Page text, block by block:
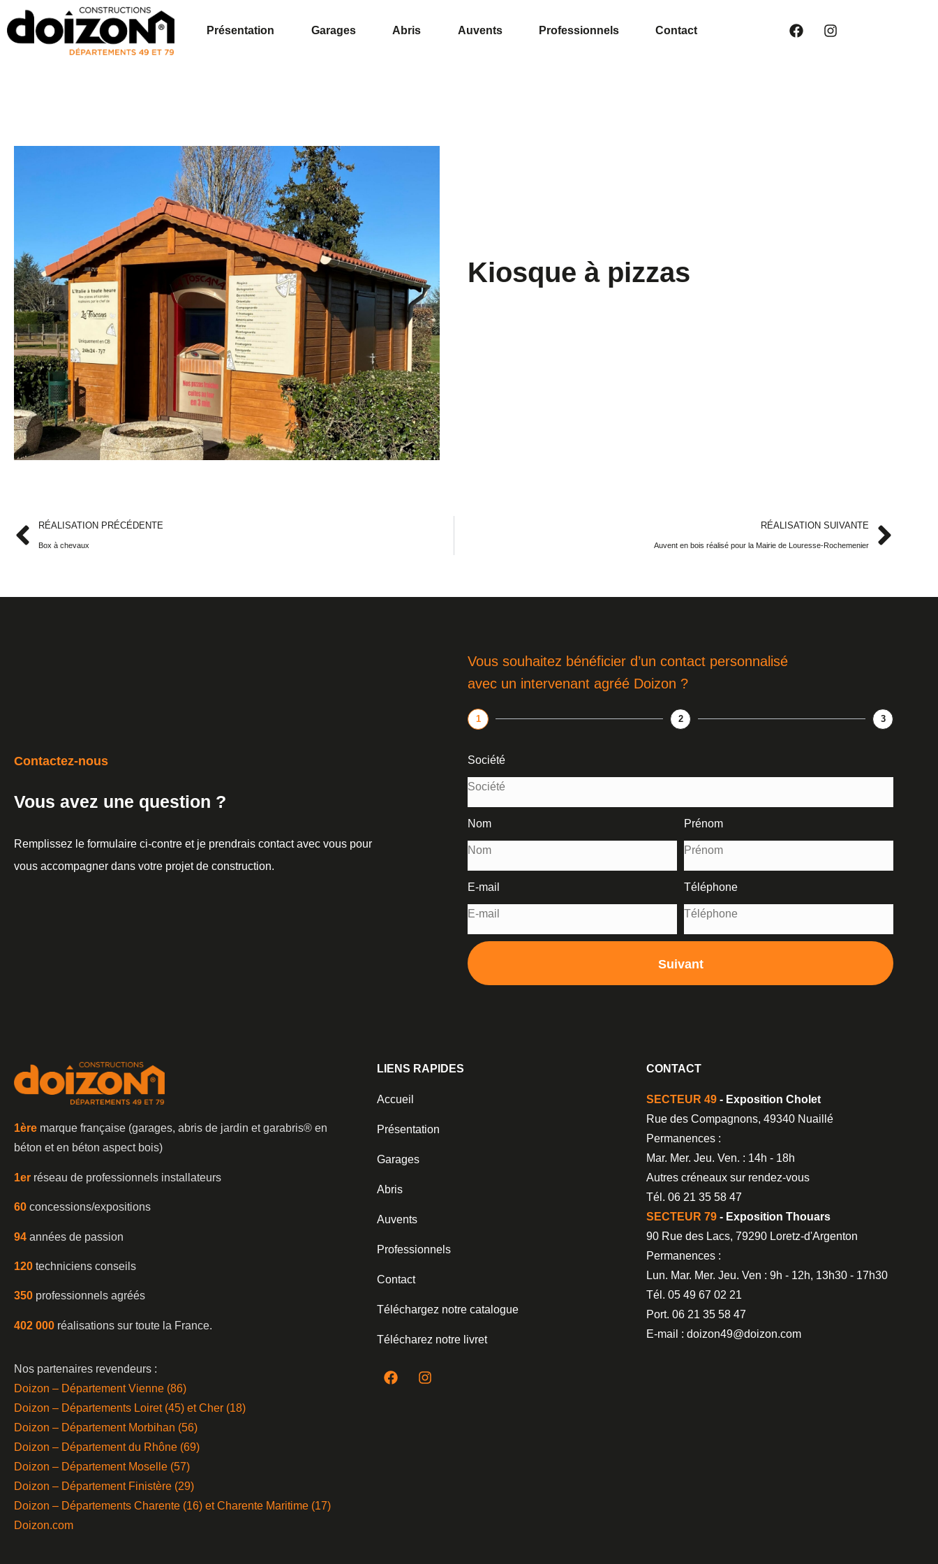
Présentation Garages Abris Auvents Professionnels Contact
Kiosque à pizzas
RÉALISATION PRÉCÉDENTE
Box à chevaux
RÉALISATION SUIVANTE
Auvent en bois réalisé pour la Mairie de Louresse-Rochemenier
Contactez-nous
Vous avez une question ?
Remplissez le formulaire ci-contre et je prendrais contact avec vous pour
vous accompagner dans votre projet de construction.
Vous souhaitez bénéficier d’un contact personnalisé
avec un intervenant agréé Doizon ?
1 2 3
Société
Nom Prénom
E-mail Téléphone
Suivant
1ère marque française (garages, abris de jardin et garabris®️ en
béton et en béton aspect bois)
1er réseau de professionnels installateurs
60 concessions/expositions
94 années de passion
120 techniciens conseils
350 professionnels agréés
402 000 réalisations sur toute la France.
Nos partenaires revendeurs :
Doizon – Département Vienne (86)
Doizon – Départements Loiret (45) et Cher (18)
Doizon – Département Morbihan (56)
Doizon – Département du Rhône (69)
Doizon – Département Moselle (57)
Doizon – Département Finistère (29)
Doizon – Départements Charente (16) et Charente Maritime (17)
Doizon.com
LIENS RAPIDES
Accueil
Présentation
Garages
Abris
Auvents
Professionnels
Contact
Téléchargez notre catalogue
Télécharez notre livret
CONTACT
SECTEUR 49- Exposition Cholet
Rue des Compagnons, 49340 Nuaillé
Permanences :
Mar. Mer. Jeu. Ven. : 14h - 18h
Autres créneaux sur rendez-vous
Tél. 06 21 35 58 47
SECTEUR 79- Exposition Thouars
90 Rue des Lacs, 79290 Loretz-d'Argenton
Permanences :
Lun. Mar. Mer. Jeu. Ven : 9h - 12h, 13h30 - 17h30
Tél. 05 49 67 02 21
Port. 06 21 35 58 47
E-mail : doizon49@doizon.com